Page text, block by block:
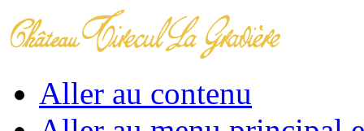
Aller au contenu